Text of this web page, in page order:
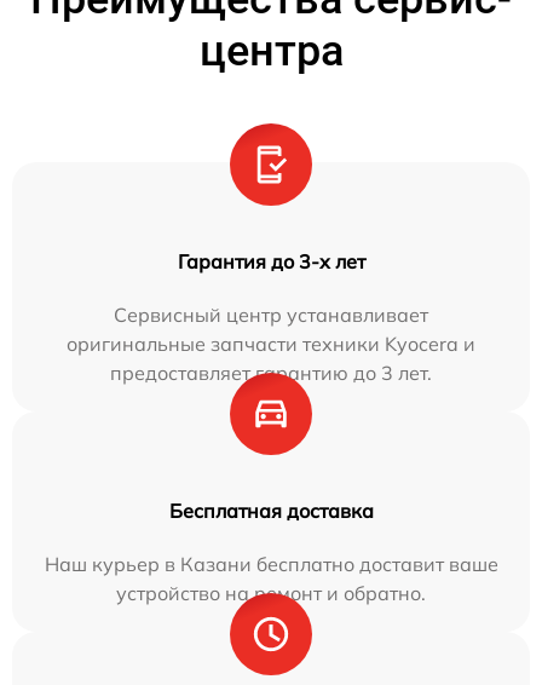
центра
Гарантия до 3-х лет
Сервисный центр устанавливает
оригинальные запчасти техники Kyocera и
предоставляет гарантию до 3 лет.
Бесплатная доставка
Наш курьер в Казани бесплатно доставит ваше
устройство на ремонт и обратно.